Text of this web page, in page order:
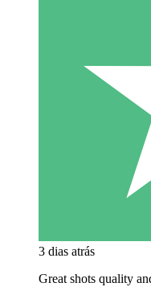
3 dias atrás
Great shots quality